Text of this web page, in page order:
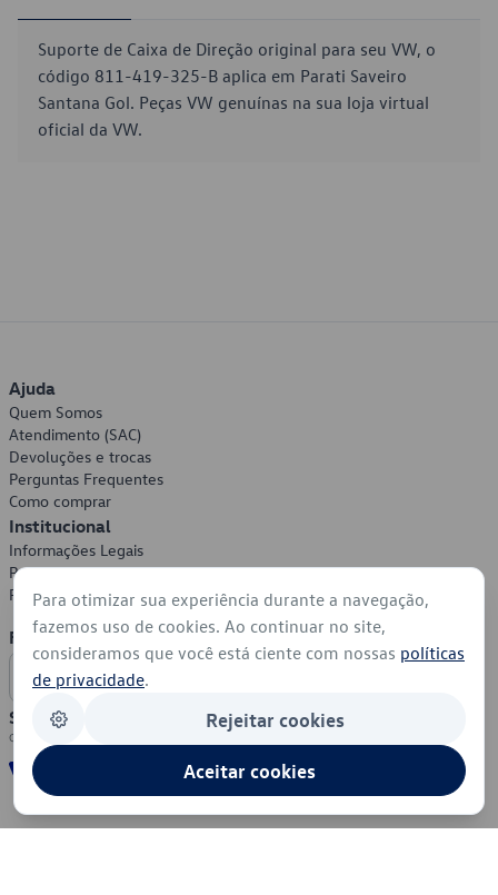
Suporte de Caixa de Direção original para seu VW, o
código 811-419-325-B aplica em Parati Saveiro
Santana Gol. Peças VW genuínas na sua loja virtual
oficial da VW.
Ajuda
Quem Somos
Atendimento (SAC)
Devoluções e trocas
Perguntas Frequentes
Como comprar
Institucional
Informações Legais
Política de Privacidade
Política de Cookies
Formas de Pagamento
Segurança
Para otimizar sua experiência durante a navegação,
fazemos uso de cookies. Ao continuar no site,
consideramos que você está ciente com nossas políticas
de privacidade.
Rejeitar cookies
Aceitar cookies